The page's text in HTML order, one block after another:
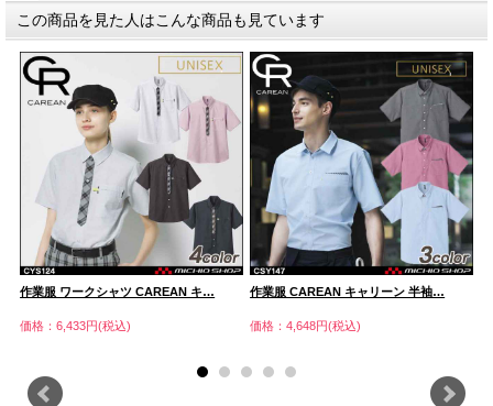
この商品を見た人はこんな商品も見ています
作業服 ワークシャツ CAREAN キ…
価格：6,433円(税込)
作業服 CAREAN キャリーン 半袖…
価格：4,648円(税込)